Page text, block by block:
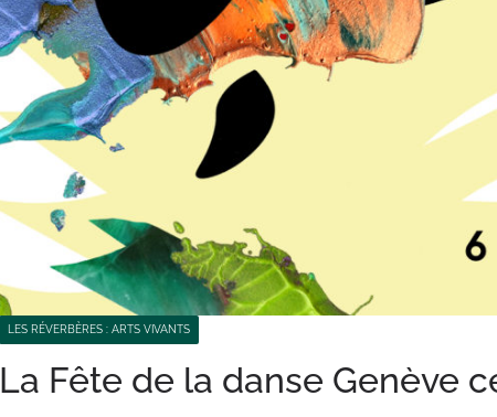
LES RÉVERBÈRES : ARTS VIVANTS
La Fête de la danse Genève